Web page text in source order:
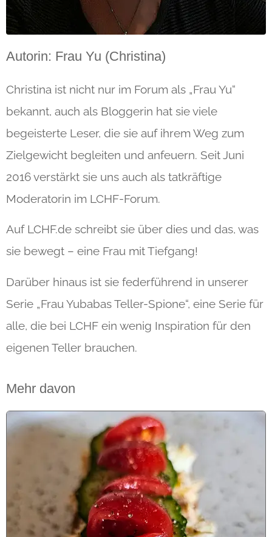
Autorin: Frau Yu (Christina)
Christina ist nicht nur im Forum als „Frau Yu“
bekannt, auch als Bloggerin hat sie viele
begeisterte Leser, die sie auf ihrem Weg zum
Zielgewicht begleiten und anfeuern. Seit Juni
2016 verstärkt sie uns auch als tatkräftige
Moderatorin im LCHF-Forum.
Auf LCHF.de schreibt sie über dies und das, was
sie bewegt – eine Frau mit Tiefgang!
Darüber hinaus ist sie federführend in unserer
Serie „Frau Yubabas Teller-Spione“, eine Serie für
alle, die bei LCHF ein wenig Inspiration für den
eigenen Teller brauchen.
Mehr davon